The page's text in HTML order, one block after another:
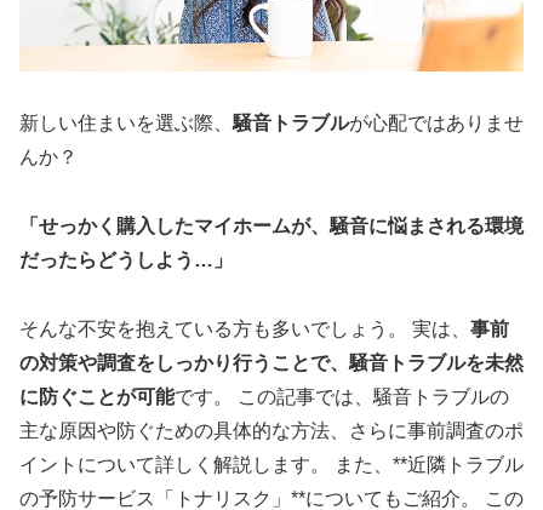
新しい住まいを選ぶ際、 騒音トラブルが心配ではありませ
んか？
「せっかく購入したマイホームが、騒音に悩まされる環境
だったらどうしよう…」
そんな不安を抱えている方も多いでしょう。 実は、 事前
の対策や調査をしっかり行うことで、騒音トラブルを未然
に防ぐことが可能です。 この記事では、騒音トラブルの
主な原因や防ぐための具体的な方法、さらに事前調査のポ
イントについて詳しく解説します。 また、**近隣トラブル
の予防サービス「トナリスク」**についてもご紹介。 この